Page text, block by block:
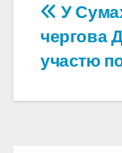
У
чергова
участю